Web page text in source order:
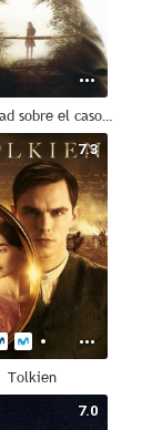
La verdad sobre el caso Harry Quebert
7.3
Tolkien
7.0